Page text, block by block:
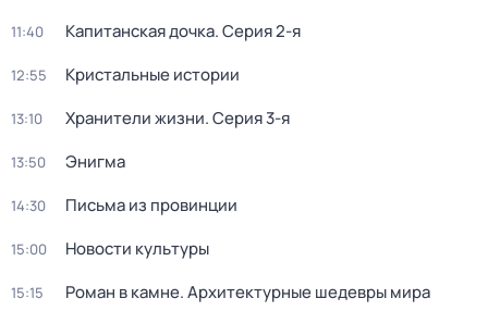
11:40 Капитанская дочка. Серия 2-я
12:55 Кристальные истории
13:10 Хранители жизни. Серия 3-я
13:50 Энигма
14:30 Письма из провинции
15:00 Новости культуры
15:15 Роман в камне. Архитектурные шедевры мира